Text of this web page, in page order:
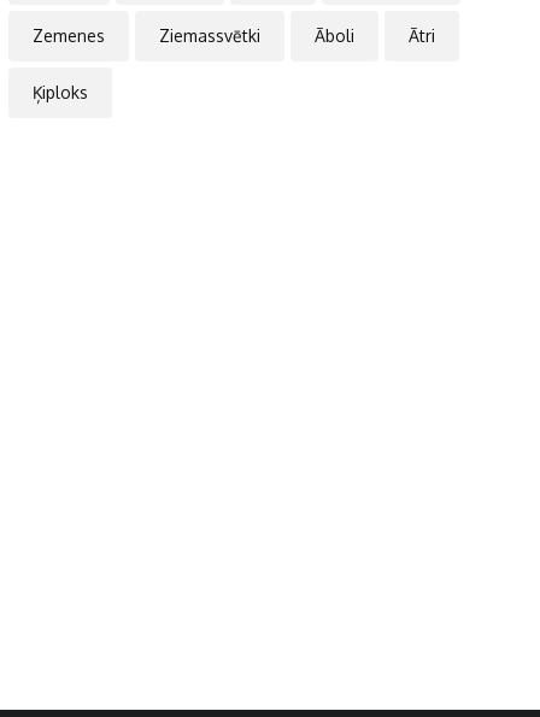
Zemenes Ziemassvētki Āboli Ātri
Ķiploks